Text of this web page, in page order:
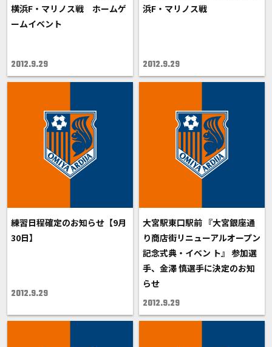
横浜F・マリノス戦 ホームゲ
ームイベント
2012.9.29
浜F・マリノス戦
2012.9.29
練習日程確定のお知らせ【9月
30日】
2012.9.29
大宮駅東口駅前 『大宮銀座通
り商店街リニューアルオープン
記念式典・イベン ト』 参加選
手、金澤 慎選手に決定のお知
らせ
2012.9.29